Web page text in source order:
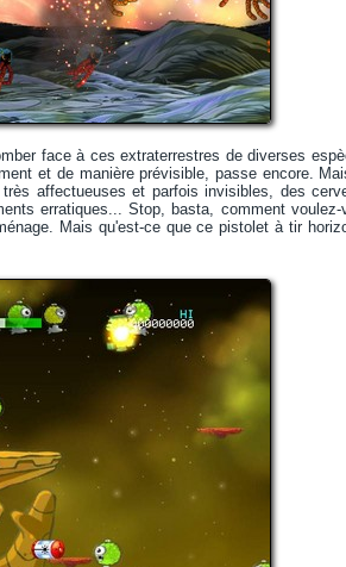
face à ces extraterrestres de diverses
et de manière prévisible, passe encore.
affectueuses et parfois invisibles, des
erratiques... Stop, basta, comment voulez-
Mais qu'est-ce que ce pistolet à tir